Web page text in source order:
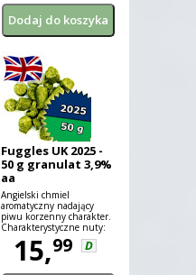
Fuggles UK 2025 -
50 g granulat 3,9%
aa
Angielski chmiel
aromatyczny nadający
piwu korzenny charakter.
Charakterystyczne nuty:
trawa, mięta, ziemia.
15,99 D